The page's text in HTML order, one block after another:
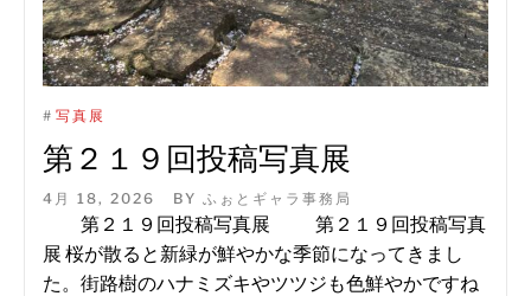
# 写真展
第２１９回投稿写真展
4月 18, 2026 BY ふぉとギャラ事務局
第２１９回投稿写真展 第２１９回投稿写真
展 桜が散ると新緑が鮮やかな季節になってきまし
た。街路樹のハナミズキやツツジも色鮮やかですね